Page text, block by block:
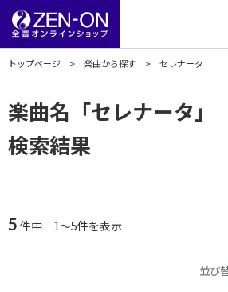
トップページ 楽曲から探す セレナータ
楽曲名「セレナータ
検索結果
5 件中 1～5件を表示
並び